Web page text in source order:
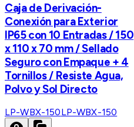
Caja de Derivación-
Conexión para Exterior
IP65 con 10 Entradas / 150
x 110 x 70 mm / Sellado
Seguro con Empaque + 4
Tornillos / Resiste Agua,
Polvo y Sol Directo
LP-WBX-150LP-WBX-150